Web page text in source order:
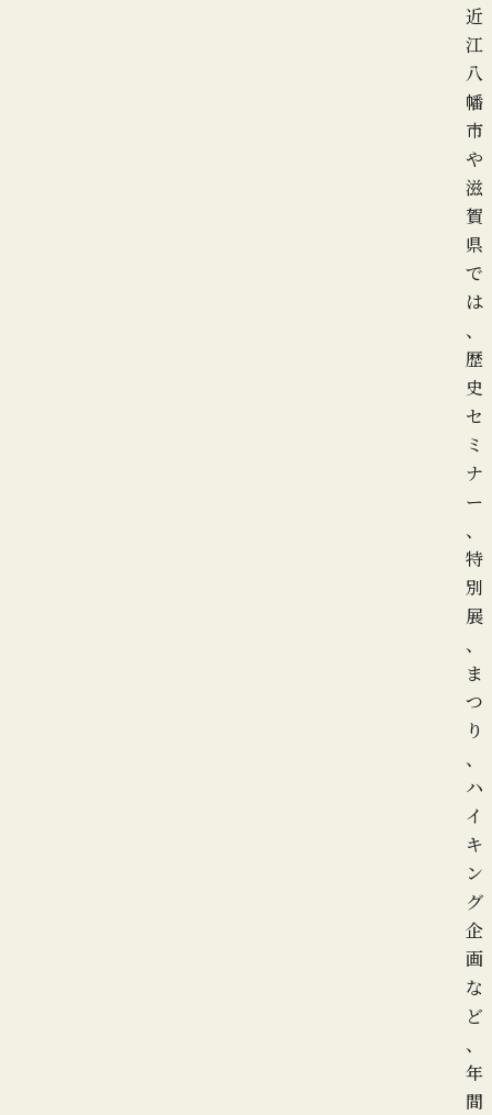
近
江
八
幡
市
や
滋
賀
県
で
は
、
歴
史
セ
ミ
ナ
ー
、
特
別
展
、
ま
つ
り
、
ハ
イ
キ
ン
グ
企
画
な
ど
、
年
間